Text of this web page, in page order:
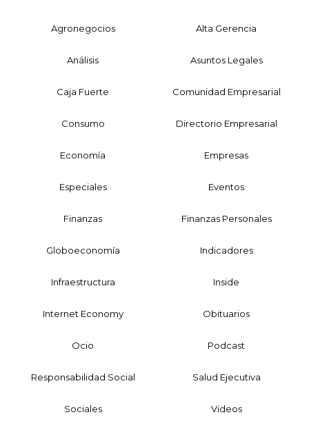
Agronegocios Alta Gerencia
Análisis Asuntos Legales
Caja Fuerte Comunidad Empresarial
Consumo Directorio Empresarial
Economía Empresas
Especiales Eventos
Finanzas Finanzas Personales
Globoeconomía Indicadores
Infraestructura Inside
Internet Economy Obituarios
Ocio Podcast
Responsabilidad Social Salud Ejecutiva
Sociales Videos